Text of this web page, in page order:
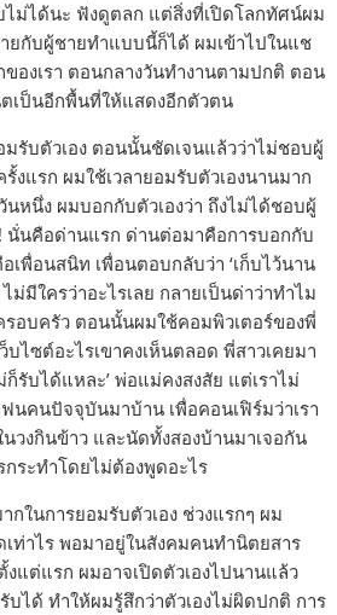
ม่ได้นะ ฟังดูตลก แต่สิ่งที่เปิดโลกทัศน์ผม
ยกับผู้ชายทำแบบนี้ก็ได้ ผมเข้าไปในแช
องเรา ตอนกลางวันทำงานตามปกติ ตอน
เป็นอีกพื้นที่ให้แสดงอีกตัวตน
มรับตัวเอง ตอนนั้นชัดเจนแล้วว่าไม่ชอบผู้
งแรก ผมใช้เวลายอมรับตัวเองนานมาก
หนึ่ง ผมบอกกับตัวเองว่า ถึงไม่ได้ชอบผู้
นั่นคือด่านแรก ด่านต่อมาคือการบอกกับ
พื่อนสนิท เพื่อนตอบกลับว่า ‘เก็บไว้นาน
ม่มีใครว่าอะไรเลย กลายเป็นด่าว่าทำไม
รอบครัว ตอนนั้นผมใช้คอมพิวเตอร์ของพี่
บไซต์อะไรเขาคงเห็นตลอด พี่สาวเคยมา
ก็รับได้แหละ’ พ่อแม่คงสงสัย แต่เราไม่
คนปัจจุบันมาบ้าน เพื่อคอนเฟิร์มว่าเรา
วงกินข้าว และนัดทั้งสองบ้านมาเจอกัน
ระทำโดยไม่ต้องพูดอะไร
ในการยอมรับตัวเอง ช่วงแรกๆ ผม
ท่าไร พอมาอยู่ในสังคมคนทำนิตยสาร
แต่แรก ผมอาจเปิดตัวเองไปนานแล้ว
ได้ ทำให้ผมรู้สึกว่าตัวเองไม่ผิดปกติ การ